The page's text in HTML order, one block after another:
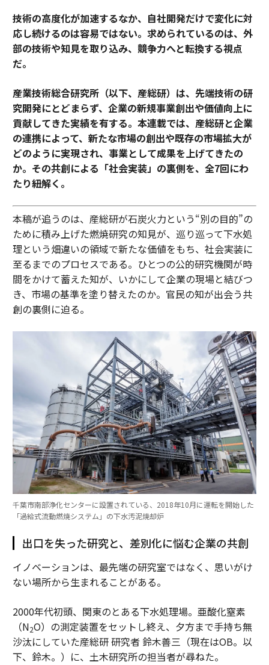
技術の高度化が加速するなか、自社開発だけで変化に対
応し続けるのは容易ではない。求められているのは、外
部の技術や知見を取り込み、競争力へと転換する視点
だ。
産業技術総合研究所（以下、産総研）は、先端技術の研
究開発にとどまらず、企業の新規事業創出や価値向上に
貢献してきた実績を有する。本連載では、産総研と企業
の連携によって、新たな市場の創出や既存の市場拡大が
どのように実現され、事業として成果を上げてきたの
か。その共創による「社会実装」の裏側を、全7回にわ
たり紐解く。
本稿が追うのは、産総研が石炭火力という“別の目的”の
ために積み上げた燃焼研究の知見が、巡り巡って下水処
理という畑違いの領域で新たな価値をもち、社会実装に
至るまでのプロセスである。ひとつの公的研究機関が時
間をかけて蓄えた知が、いかにして企業の現場と結びつ
き、市場の基準を塗り替えたのか。官民の知が出会う共
創の裏側に迫る。
千葉市南部浄化センターに設置されている、2018年10月に運転を開始した
「過給式流動燃焼システム」の下水汚泥焼却炉
出口を失った研究と、差別化に悩む企業の共創
イノベーションは、最先端の研究室ではなく、思いがけ
ない場所から生まれることがある。
2000年代初頭、関東のとある下水処理場。亜酸化窒素
（N2O）の測定装置をセットし終え、夕方まで手持ち無
沙汰にしていた産総研 研究者 鈴木善三（現在はOB。以
下、鈴木。）に、土木研究所の担当者が尋ねた。